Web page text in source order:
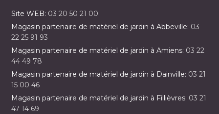
Site WEB: 03 20 50 21 00
Magasin partenaire de matériel de jardin à Abbeville: 03
22 25 91 93
Magasin partenaire de matériel de jardin à Amiens: 03 22
44 49 78
Magasin partenaire de matériel de jardin à Dainville: 03 21
15 00 46
Magasin partenaire de matériel de jardin à Fillièvres: 03 21
47 14 69